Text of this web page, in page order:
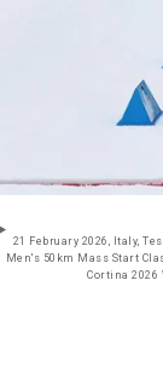
21 February 2026, Italy,
Men's 50km Mass Start
Cortina 2026